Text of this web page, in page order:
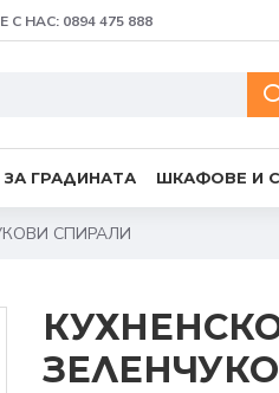
НАС: 0894 475 888
ЗА ГРАДИНАТА ШКАФОВЕ И
СПИРАЛИ